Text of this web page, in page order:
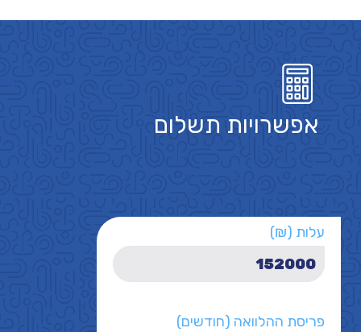
אפשרויות תשלום
עלות (₪)
פריסת ההלוואה (חודשים)